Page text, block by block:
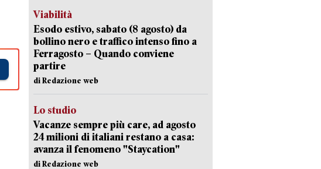
Viabilità
Esodo estivo, sabato (8 agosto) da
bollino nero e traffico intenso fino a
Ferragosto – Quando conviene
partire
di Redazione web
Lo studio
Vacanze sempre più care, ad agosto
24 milioni di italiani restano a casa:
avanza il fenomeno "Staycation"
di Redazione web